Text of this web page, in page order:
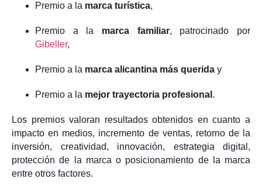
Premio a la marca turística,
Premio a la marca familiar, patrocinado por
Gibeller,
Premio a la marca alicantina más querida y
Premio a la mejor trayectoria profesional .
Los premios valoran resultados obtenidos en cuanto a
impacto en medios, incremento de ventas, retorno de la
inversión, creatividad, innovación, estrategia digital,
protección de la marca o posicionamiento de la marca
entre otros factores.